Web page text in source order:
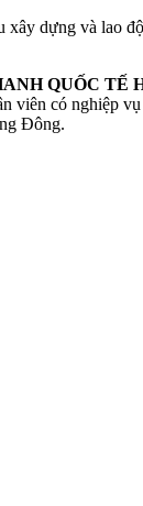
dựng và lao
QUỐC TẾ
viên có nghiệp
Đông.